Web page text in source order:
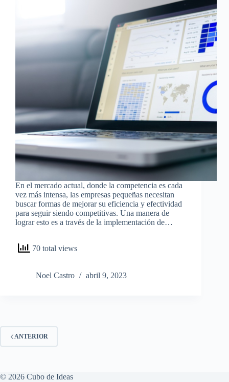
En el mercado actual, donde la competencia es cada
vez más intensa, las empresas pequeñas necesitan
buscar formas de mejorar su eficiencia y efectividad
para seguir siendo competitivas. Una manera de
lograr esto es a través de la implementación de…
70 total views
Noel Castro abril 9, 2023
ANTERIOR
© 2026 Cubo de Ideas